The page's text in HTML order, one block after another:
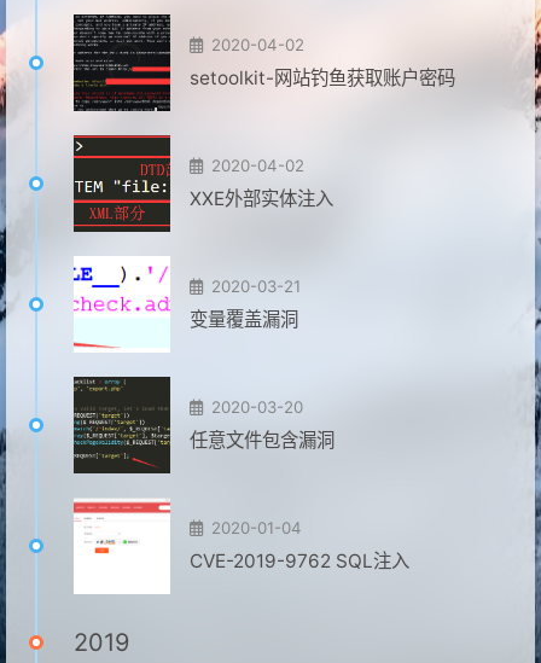
2020-04-02
setoolkit-网站钓鱼获取账户密码
2020-04-02
XXE外部实体注入
2020-03-21
变量覆盖漏洞
2020-03-20
任意文件包含漏洞
2020-01-04
CVE-2019-9762 SQL注入
2019